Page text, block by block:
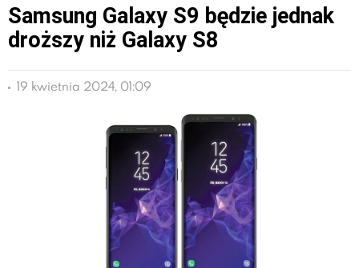
Samsung Galaxy S9 będzie jednak
droższy niż Galaxy S8
19 kwietnia 2024, 01:09